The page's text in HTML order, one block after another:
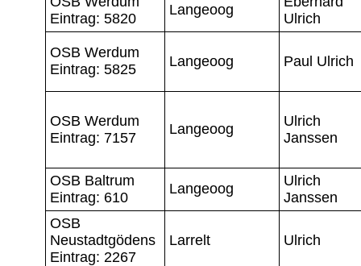
Eintrag: 5820
Langeoog
Ulrich
OSB Werdum
Eintrag: 5825
Langeoog Paul Ulrich
OSB Werdum
Eintrag: 7157
Langeoog
Ulrich
Janssen
OSB Baltrum
Eintrag: 610
Langeoog
Ulrich
Janssen
OSB
Neustadtgödens
Eintrag: 2267
Larrelt Ulrich